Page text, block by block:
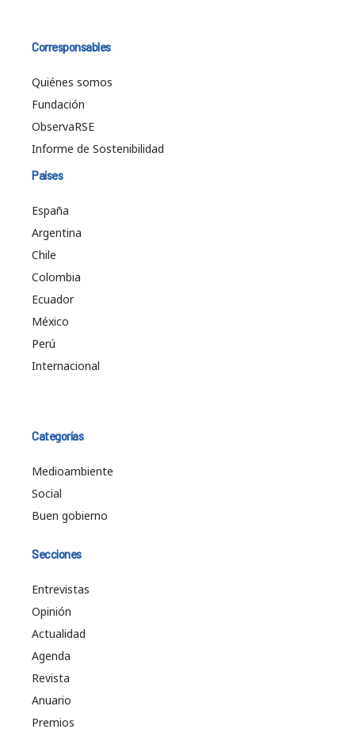
Corresponsables
Quiénes somos
Fundación
ObservaRSE
Informe de Sostenibilidad
Países
España
Argentina
Chile
Colombia
Ecuador
México
Perú
Internacional
Categorías
Medioambiente
Social
Buen gobierno
Secciones
Entrevistas
Opinión
Actualidad
Agenda
Revista
Anuario
Premios